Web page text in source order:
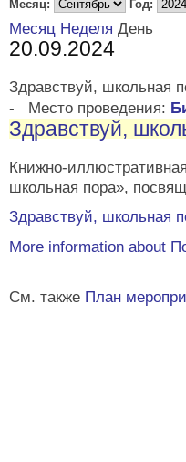
Месяц: Год:
Месяц Неделя День
20.09.2024
Здравствуй, школьная
-
Место проведения:
Здравствуй,
Книжно-
школьная пора»,
Здравствуй, школьная
More information about
См. также План